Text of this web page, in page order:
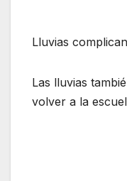
Lluvias
Las lluvias
volver a la